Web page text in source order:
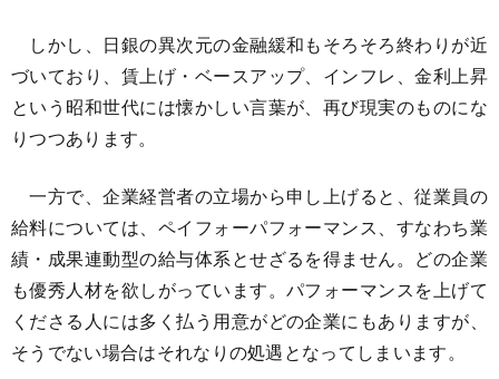
しかし、日銀の異次元の金融緩和もそろそろ終わりが近
づいており、賃上げ・ベースアップ、インフレ、金利上昇
という昭和世代には懐かしい言葉が、再び現実のものにな
りつつあります。
一方で、企業経営者の立場から申し上げると、従業員の
給料については、ペイフォーパフォーマンス、すなわち業
績・成果連動型の給与体系とせざるを得ません。どの企業
も優秀人材を欲しがっています。パフォーマンスを上げて
くださる人には多く払う用意がどの企業にもありますが、
そうでない場合はそれなりの処遇となってしまいます。